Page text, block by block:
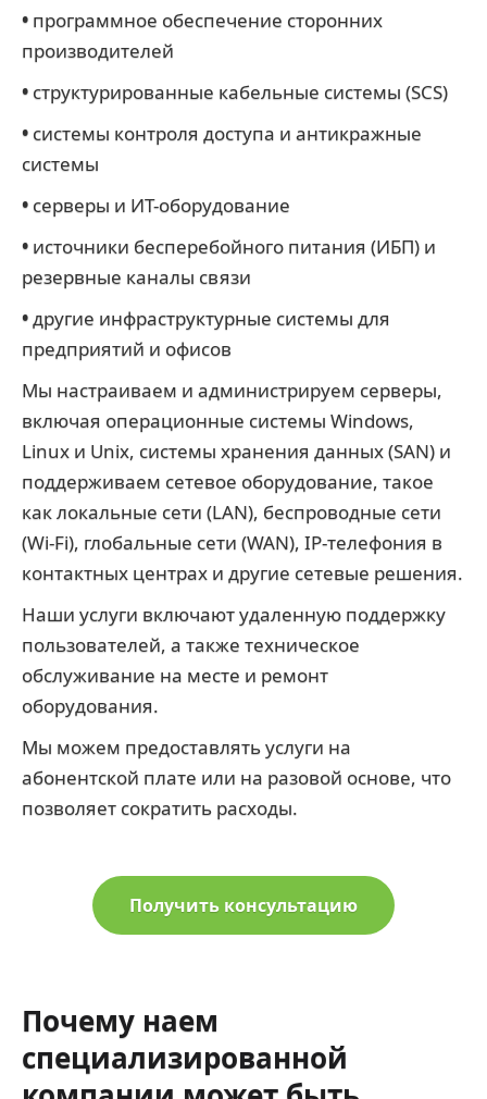
• программное обеспечение сторонних
производителей
• структурированные кабельные системы (SCS)
• системы контроля доступа и антикражные
системы
• серверы и ИТ-оборудование
• источники бесперебойного питания (ИБП) и
резервные каналы связи
•другие инфраструктурные системы для
предприятий и офисов
Мы настраиваем и администрируем серверы,
включая операционные системы Windows,
Linux и Unix, системы хранения данных (SAN) и
поддерживаем сетевое оборудование, такое
как локальные сети (LAN), беспроводные сети
(Wi-Fi), глобальные сети (WAN), IP-телефония в
контактных центрах и другие сетевые решения.
Наши услуги включают удаленную поддержку
пользователей, а также техническое
обслуживание на месте и ремонт
оборудования.
Мы можем предоставлять услуги на
абонентской плате или на разовой основе, что
позволяет сократить расходы.
Получить консультацию
Почему наем
специализированной